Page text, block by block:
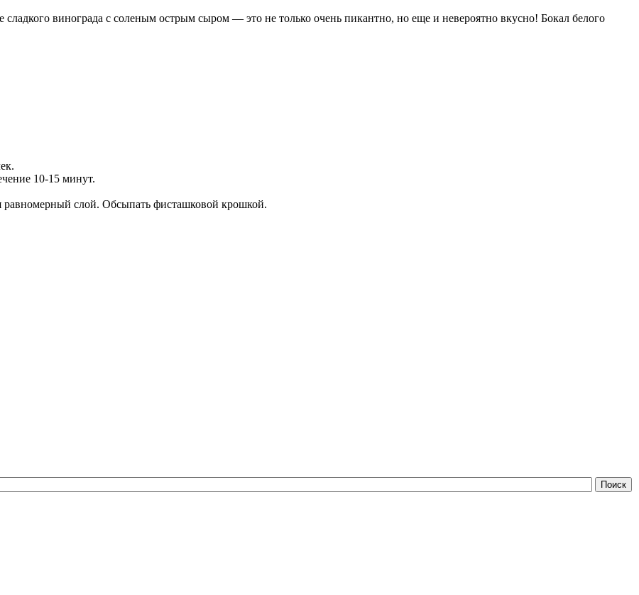
винограда с соленым острым сыром — это не только очень пикантно, но еще и невероятно вкусно! Бокал белого
10-15 минут.
равномерный слой. Обсыпать фисташковой крошкой.